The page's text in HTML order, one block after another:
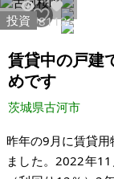
ます 場所：茨城県
と小さな倉庫あり
24898113
投資
賃貸中の戸建
めです
茨城県古河市
昨年の9月に賃貸
ました。2022年